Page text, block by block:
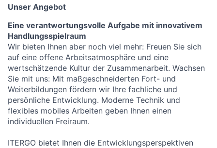
Unser Angebot
Eine verantwortungsvolle Aufgabe mit innovativem
Handlungsspielraum
Wir bieten Ihnen aber noch viel mehr: Freuen Sie sich
auf eine offene Arbeitsatmosphäre und eine
wertschätzende Kultur der Zusammenarbeit. Wachsen
Sie mit uns: Mit maßgeschneiderten Fort- und
Weiterbildungen fördern wir Ihre fachliche und
persönliche Entwicklung. Moderne Technik und
flexibles mobiles Arbeiten geben Ihnen einen
individuellen Freiraum.
ITERGO bietet Ihnen die Entwicklungsperspektiven